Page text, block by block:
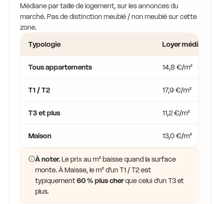
Médiane par taille de logement, sur les annonces du
marché. Pas de distinction meublé / non meublé sur cette
zone.
Typologie
Loyer médian
Tous appartements 14,8 €/m²
T1 / T2 17,9 €/m²
T3 et plus 11,2 €/m²
Maison 13,0 €/m²
À noter.Le prix au m² baisse quand la surface
monte. À Maisse, le m² d'un T1 / T2 est
typiquement60 % plus cherque celui d'un T3 et
plus.